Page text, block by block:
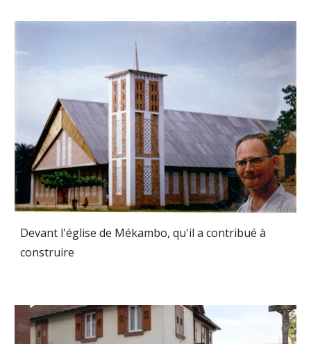
Devant l'église de Mékambo, qu'il a contribué à
construire